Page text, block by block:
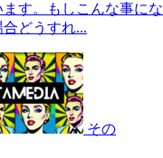
す。もしこんな事にな
どうすれ...
その